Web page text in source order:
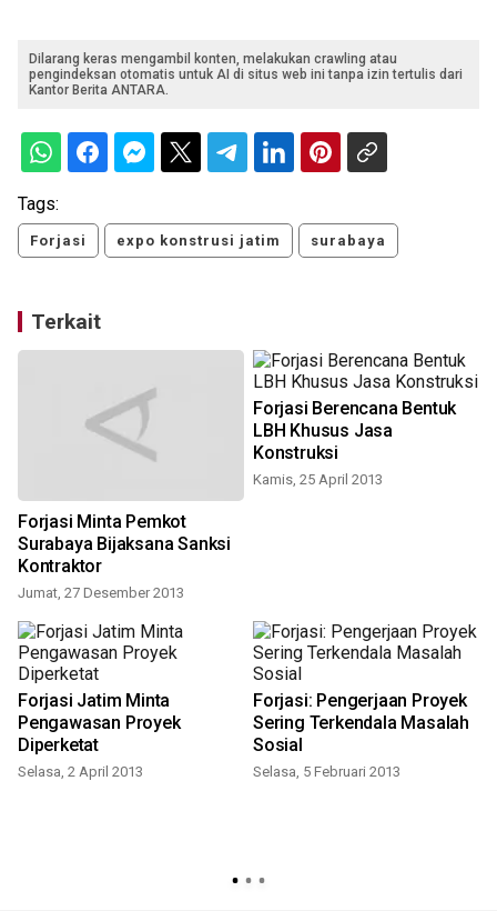
Dilarang keras mengambil konten, melakukan crawling atau
pengindeksan otomatis untuk AI di situs web ini tanpa izin tertulis dari
Kantor Berita ANTARA.
Tags:
Forjasi expo konstrusi jatim surabaya
Terkait
Forjasi Minta Pemkot
Surabaya Bijaksana Sanksi
Kontraktor
Jumat, 27 Desember 2013
Forjasi Berencana Bentuk
LBH Khusus Jasa
Konstruksi
Kamis, 25 April 2013
Forjasi Jatim Minta
Pengawasan Proyek
Diperketat
Selasa, 2 April 2013
Forjasi: Pengerjaan Proyek
Sering Terkendala Masalah
Sosial
Selasa, 5 Februari 2013